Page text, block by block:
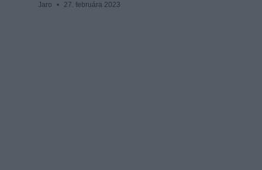
Jaro 27. februára 2023